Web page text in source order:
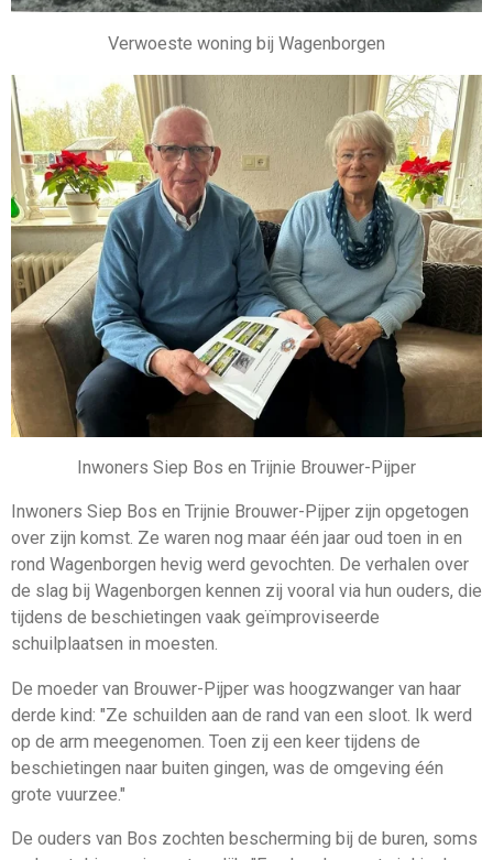
Verwoeste woning bij Wagenborgen
Inwoners Siep Bos en Trijnie Brouwer-Pijper
Inwoners Siep Bos en Trijnie Brouwer-Pijper zijn opgetogen
over zijn komst. Ze waren nog maar één jaar oud toen in en
rond Wagenborgen hevig werd gevochten. De verhalen over
de slag bij Wagenborgen kennen zij vooral via hun ouders, die
tijdens de beschietingen vaak geïmproviseerde
schuilplaatsen in moesten.
De moeder van Brouwer-Pijper was hoogzwanger van haar
derde kind: "Ze schuilden aan de rand van een sloot. Ik werd
op de arm meegenomen. Toen zij een keer tijdens de
beschietingen naar buiten gingen, was de omgeving één
grote vuurzee."
De ouders van Bos zochten bescherming bij de buren, soms